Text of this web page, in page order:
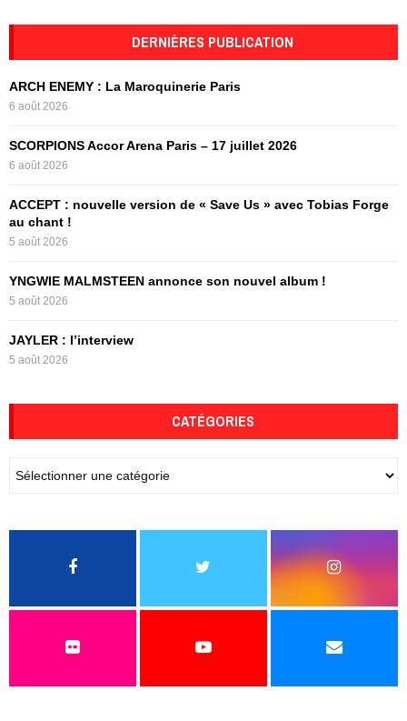
h
o
r
DERNIÈRES PUBLICATION
ARCH ENEMY : La Maroquinerie Paris
6 août 2026
SCORPIONS Accor Arena Paris – 17 juillet 2026
6 août 2026
ACCEPT : nouvelle version de « Save Us » avec Tobias Forge
au chant !
5 août 2026
YNGWIE MALMSTEEN annonce son nouvel album !
5 août 2026
JAYLER : l’interview
5 août 2026
CATÉGORIES